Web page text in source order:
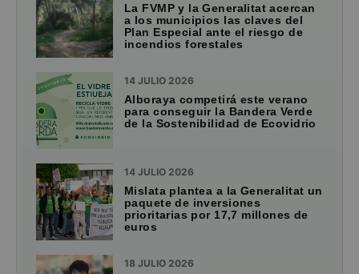
La FVMP y la Generalitat acercan
a los municipios las claves del
Plan Especial ante el riesgo de
incendios forestales
14 JULIO 2026
Alboraya competirá este verano
para conseguir la Bandera Verde
de la Sostenibilidad de Ecovidrio
14 JULIO 2026
Mislata plantea a la Generalitat un
paquete de inversiones
prioritarias por 17,7 millones de
euros
18 JULIO 2026